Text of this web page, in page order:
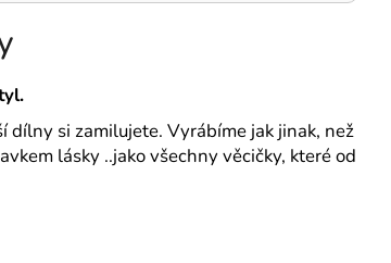
dílny si zamilujete. Vyrábíme jak jinak, než
lásky ..jako všechny věcičky, které od